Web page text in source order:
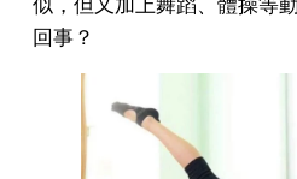
回事？